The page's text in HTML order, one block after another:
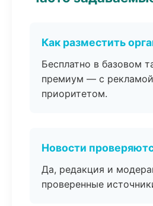
Как разместить
Бесплатно в базовом
премиум — с
приоритетом.
Новости
Да, редакция и
проверенные